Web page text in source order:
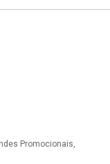
Promocionais,